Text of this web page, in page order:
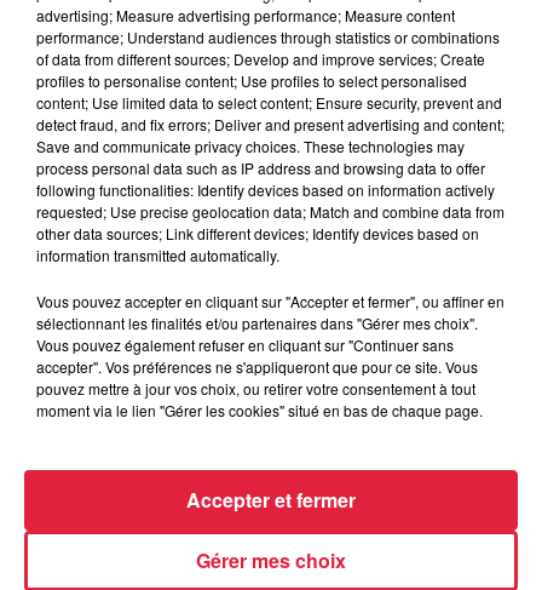
À Hoerdt, de l’eau brune sort des robinets
Depuis plusieurs jours, des habitants de Hoerdt ont vu de
l’eau brune s’écouler de leurs robinets. Face aux
advertising; Measure advertising performance; Measure content
performance; Understand audiences through statistics or combinations
of data from different sources; Develop and improve services; Create
profiles to personalise content; Use profiles to select personalised
content; Use limited data to select content; Ensure security, prevent and
detect fraud, and fix errors; Deliver and present advertising and content;
Save and communicate privacy choices. These technologies may
process personal data such as IP address and browsing data to offer
following functionalities: Identify devices based on information actively
requested; Use precise geolocation data; Match and combine data from
other data sources; Link different devices; Identify devices based on
information transmitted automatically.
Vous pouvez accepter en cliquant sur "Accepter et fermer", ou affiner en
sélectionnant les finalités et/ou partenaires dans "Gérer mes choix".
Vous pouvez également refuser en cliquant sur "Continuer sans
accepter". Vos préférences ne s'appliqueront que pour ce site. Vous
pouvez mettre à jour vos choix, ou retirer votre consentement à tout
moment via le lien "Gérer les cookies" situé en bas de chaque page.
Gérer mes choix
Accepter et fermer